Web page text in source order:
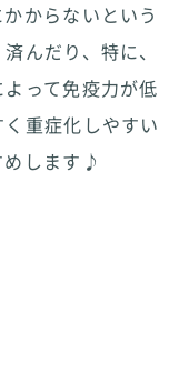
からないという
んだり、特に、
って免疫力が低
重症化しやすい
めします♪